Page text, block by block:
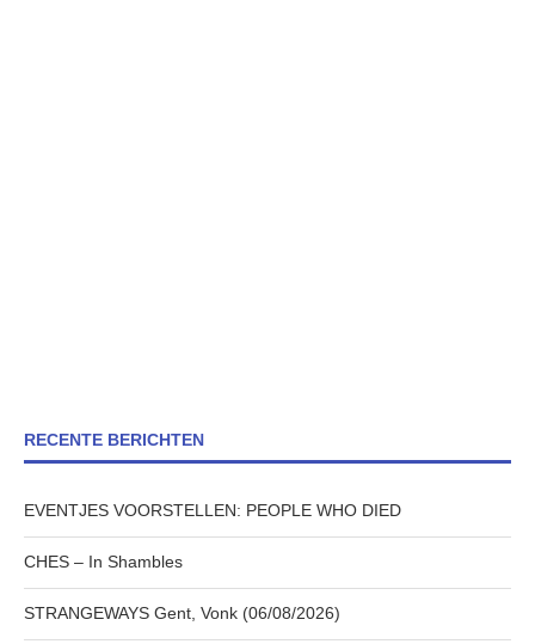
RECENTE BERICHTEN
EVENTJES VOORSTELLEN: PEOPLE WHO DIED
CHES – In Shambles
STRANGEWAYS Gent, Vonk (06/08/2026)